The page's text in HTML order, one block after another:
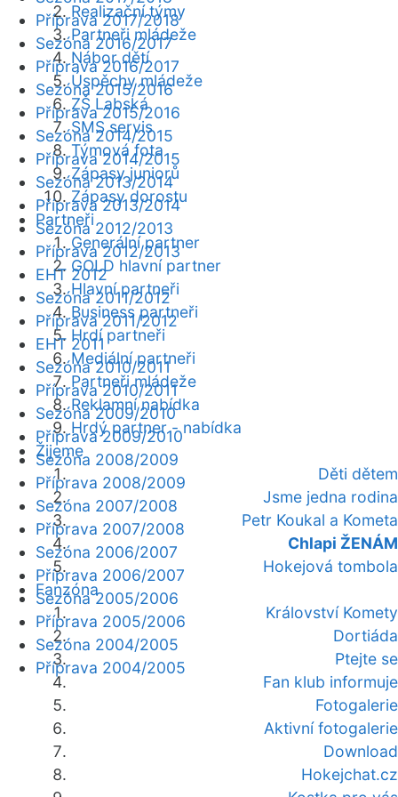
Realizační týmy
Partneři mládeže
Nábor dětí
Úspěchy mládeže
ZŠ Labská
SMS servis
Týmová fota
Zápasy juniorů
Zápasy dorostu
Partneři
Generální partner
GOLD hlavní partner
Hlavní partneři
Business partneři
Hrdí partneři
Mediální partneři
Partneři mládeže
Reklamní nabídka
Hrdý partner - nabídka
Žijeme
Děti dětem
Jsme jedna rodina
Petr Koukal a Kometa
Chlapi ŽENÁM
Hokejová tombola
Fanzóna
Království Komety
Dortiáda
Ptejte se
Fan klub informuje
Fotogalerie
Aktivní fotogalerie
Download
Hokejchat.cz
Příprava 2017/2018
Sezóna 2016/2017
Příprava 2016/2017
Sezóna 2015/2016
Příprava 2015/2016
Sezóna 2014/2015
Příprava 2014/2015
Sezóna 2013/2014
Příprava 2013/2014
Sezóna 2012/2013
Příprava 2012/2013
EHT 2012
Sezóna 2011/2012
Příprava 2011/2012
EHT 2011
Sezóna 2010/2011
Příprava 2010/2011
Sezóna 2009/2010
Příprava 2009/2010
Sezóna 2008/2009
Příprava 2008/2009
Sezóna 2007/2008
Příprava 2007/2008
Sezóna 2006/2007
Příprava 2006/2007
Sezóna 2005/2006
Příprava 2005/2006
Sezóna 2004/2005
Příprava 2004/2005